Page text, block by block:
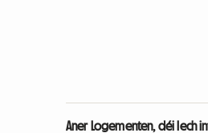
Aner Logementen, déi Iech